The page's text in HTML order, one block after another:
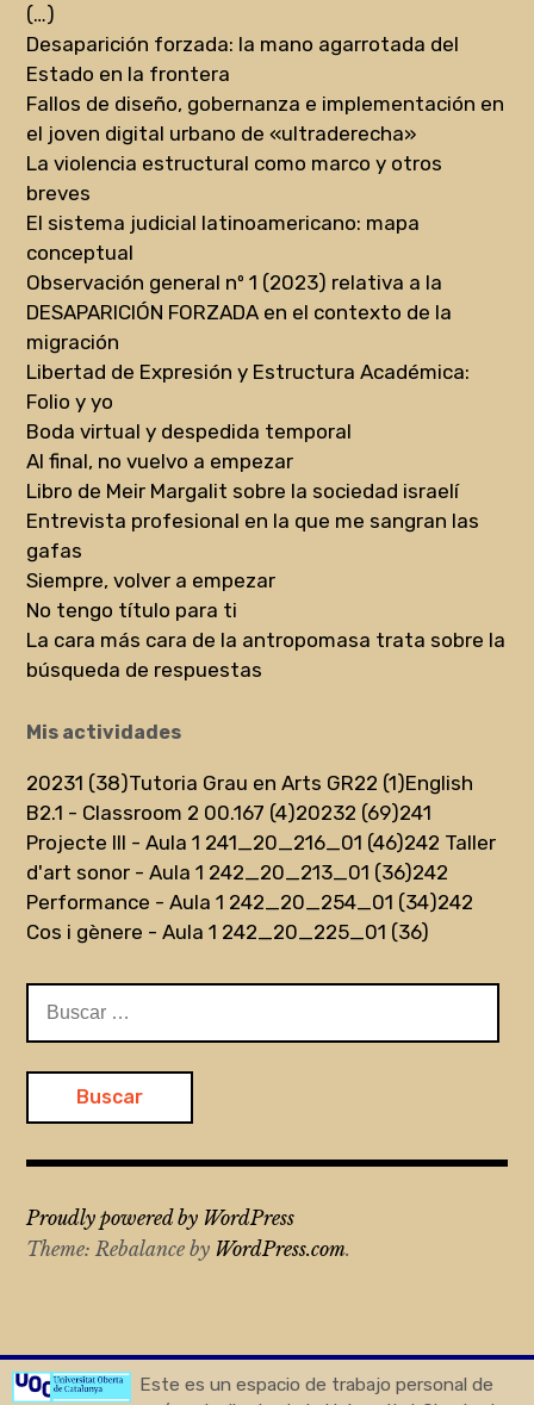
(…)
Desaparición forzada: la mano agarrotada del
Estado en la frontera
Fallos de diseño, gobernanza e implementación en
el joven digital urbano de «ultraderecha»
La violencia estructural como marco y otros
breves
El sistema judicial latinoamericano: mapa
conceptual
Observación general nº 1 (2023) relativa a la
DESAPARICIÓN FORZADA en el contexto de la
migración
Libertad de Expresión y Estructura Académica:
Folio y yo
Boda virtual y despedida temporal
Al final, no vuelvo a empezar
Libro de Meir Margalit sobre la sociedad israelí
Entrevista profesional en la que me sangran las
gafas
Siempre, volver a empezar
No tengo título para ti
La cara más cara de la antropomasa trata sobre la
búsqueda de respuestas
Mis actividades
20231 (38)Tutoria Grau en Arts GR22 (1)English
B2.1 - Classroom 2 00.167 (4)20232 (69)241
Projecte III - Aula 1 241_20_216_01 (46)242 Taller
d'art sonor - Aula 1 242_20_213_01 (36)242
Performance - Aula 1 242_20_254_01 (34)242
Cos i gènere - Aula 1 242_20_225_01 (36)
Proudly powered by WordPress
Theme: Rebalance by WordPress.com.
Este es un espacio de trabajo personal de